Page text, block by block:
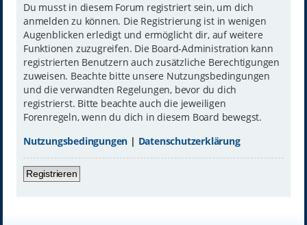
Du musst in diesem Forum registriert sein, um dich
anmelden zu können. Die Registrierung ist in wenigen
Augenblicken erledigt und ermöglicht dir, auf weitere
Funktionen zuzugreifen. Die Board-Administration kann
registrierten Benutzern auch zusätzliche Berechtigungen
zuweisen. Beachte bitte unsere Nutzungsbedingungen
und die verwandten Regelungen, bevor du dich
registrierst. Bitte beachte auch die jeweiligen
Forenregeln, wenn du dich in diesem Board bewegst.
Nutzungsbedingungen | Datenschutzerklärung
Registrieren